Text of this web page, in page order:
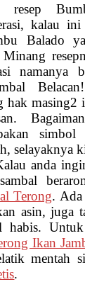
kalau
Balado
namanya
hak
simbol
selayaknya
anda
Terong. Ada
asin, juga
habis.
Ikan
mentah
.